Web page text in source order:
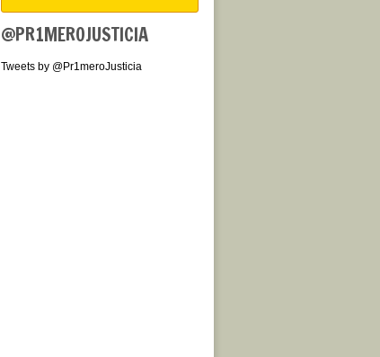
@PR1MEROJUSTICIA
Tweets by @Pr1meroJusticia